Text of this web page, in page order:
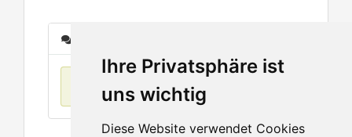
Ihre Privatsphäre ist
uns wichtig
Diese Website verwendet Cookies
Keine Einträge